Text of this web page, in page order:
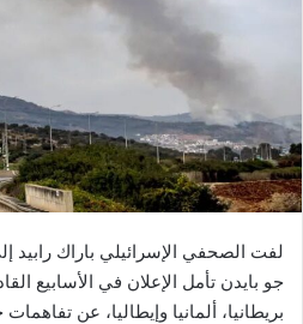
لفت الصحفي الإسرائيلي باراك رابيد
جو بايدن تأمل الإعلان في الأسابيع
بريطانيا، ألمانيا وإيطاليا، عن